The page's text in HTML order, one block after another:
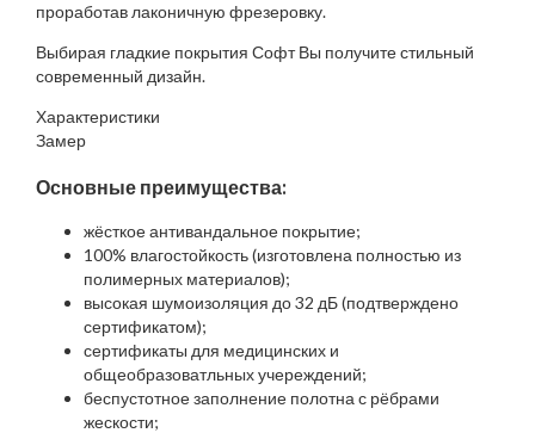
проработав лаконичную фрезеровку.
Выбирая гладкие покрытия Софт Вы получите стильный
современный дизайн.
Характеристики
Замер
Основные преимущества:
жёсткое антивандальное покрытие;
100% влагостойкость (изготовлена полностью из
полимерных материалов);
высокая шумоизоляция до 32 дБ (подтверждено
сертификатом);
сертификаты для медицинских и
общеобразоватльных учереждений;
беспустотное заполнение полотна с рёбрами
жескости;